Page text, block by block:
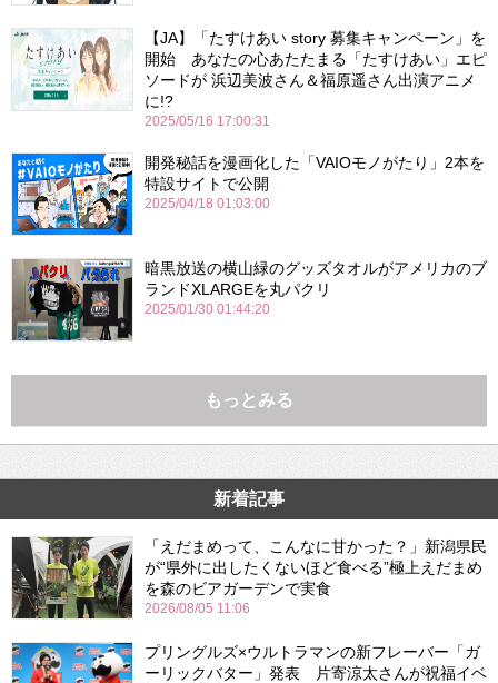
【JA】「たすけあい story 募集キャンペーン」を
開始 あなたの心あたたまる「たすけあい」エピ
ソードが 浜辺美波さん＆福原遥さん出演アニメ
に!?
2025/05/16 17:00:31
開発秘話を漫画化した「VAIOモノがたり」2本を
特設サイトで公開
2025/04/18 01:03:00
暗黒放送の横山緑のグッズタオルがアメリカのブ
ランドXLARGEを丸パクリ
2025/01/30 01:44:20
もっとみる
新着記事
「えだまめって、こんなに甘かった？」新潟県民
が“県外に出したくないほど食べる”極上えだまめ
を森のビアガーデンで実食
2026/08/05 11:06
プリングルズ×ウルトラマンの新フレーバー「ガ
ーリックバター」発表 片寄涼太さんが祝福イベ